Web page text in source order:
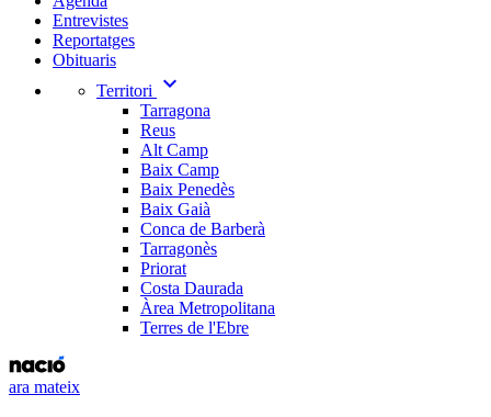
Entrevistes
Reportatges
Obituaris
Territori
expand_more
Tarragona
Reus
Alt Camp
Baix Camp
Baix Penedès
Baix Gaià
Conca de Barberà
Tarragonès
Priorat
Costa Daurada
Àrea Metropolitana
Terres de l'Ebre
ara mateix